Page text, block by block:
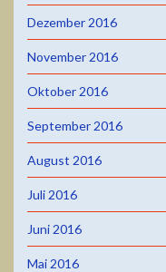
Dezember 2016
November 2016
Oktober 2016
September 2016
August 2016
Juli 2016
Juni 2016
Mai 2016